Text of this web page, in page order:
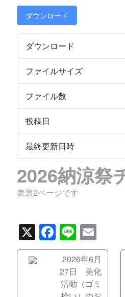
ダウンロード
ダウンロード
ファイルサイズ
ファイル数
投稿日
最終更新日時
2026納涼祭
表裏2ページです
X Facebook
Line
2026年6月
27日 美化
活動（ゴミ